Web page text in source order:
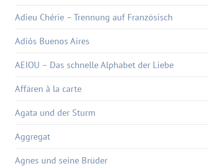
Adieu Chérie – Trennung auf Französisch
Adiós Buenos Aires
AEIOU – Das schnelle Alphabet der Liebe
Affären à la carte
Agata und der Sturm
Aggregat
Agnes und seine Brüder